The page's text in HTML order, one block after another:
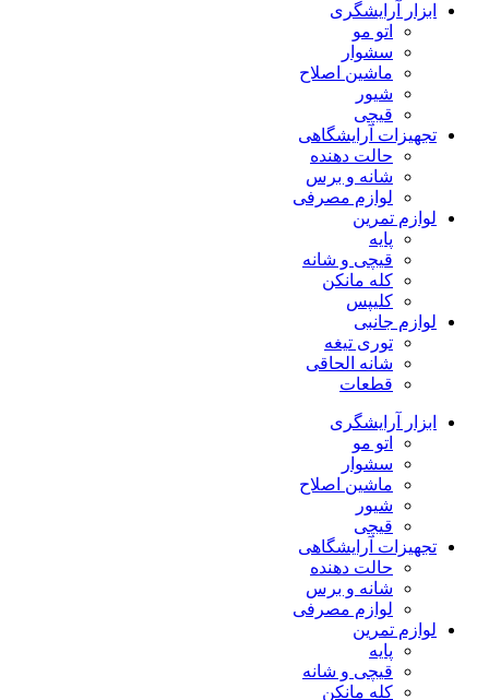
ابزار آرایشگری
اتو مو
سشوار
ماشین اصلاح
شیور
قیچی
تجهیزات آرایشگاهی
حالت دهنده
شانه و برس
لوازم مصرفی
لوازم تمرین
پایه
قیچی و شانه
کله مانکن
کلیپس
لوازم جانبی
توری تیغه
شانه الحاقی
قطعات
ابزار آرایشگری
اتو مو
سشوار
ماشین اصلاح
شیور
قیچی
تجهیزات آرایشگاهی
حالت دهنده
شانه و برس
لوازم مصرفی
لوازم تمرین
پایه
قیچی و شانه
کله مانکن